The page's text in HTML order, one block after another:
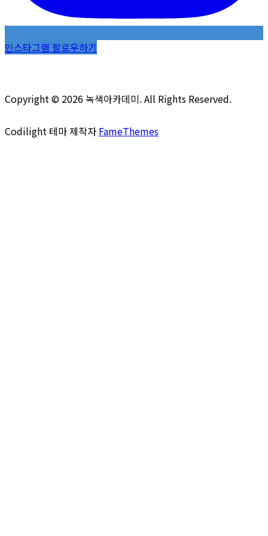
인스타그램 팔로우하기
Copyright © 2026 녹색아카데미. All Rights Reserved.
Codilight 테마 제작자 FameThemes